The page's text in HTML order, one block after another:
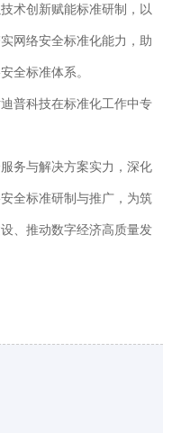
术创新赋能标准研制，以
网络安全标准化能力，助
全标准体系。
普科技在标准化工作中专
务与解决方案实力，深化
全标准研制与推广，为筑
、推动数字经济高质量发